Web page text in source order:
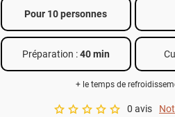
Pour 10 personnes
Préparation :40 min
+ le temps de
0 avis